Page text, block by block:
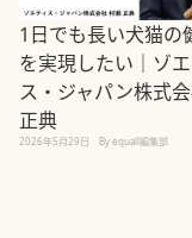
1日でも長い犬猫の
を実現したい｜ゾ
ス・ジャパン株式
正典
2026年5月29日 By equall編集部